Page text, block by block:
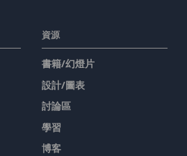
資源
書籍/幻燈片
設計/圖表
討論區
學習
博客